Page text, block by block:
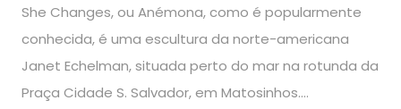
She Changes, ou Anémona, como é popularmente
conhecida, é uma escultura da norte-americana
Janet Echelman, situada perto do mar na rotunda da
Praça Cidade S. Salvador, em Matosinhos.…